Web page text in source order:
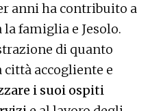
anni ha contribuito a
famiglia e Jesolo.
di quanto
città accogliente e
i suoi ospiti